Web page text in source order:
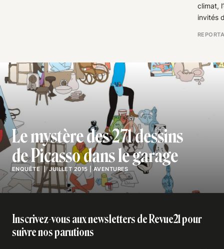
climat,
invités
ENQUÊTE | JUILLET 2015 |AVENTURES
Le mystère des 271 dessins
de Picasso dans le garage
Inscrivez-vous aux newsletters de Revue21 pour
suivre nos parutions